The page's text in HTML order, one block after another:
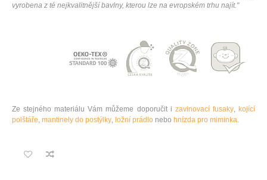
vyrobena z té nejkvalitnější bavlny, kterou lze na evropském trhu najít."
Ze stejného materiálu Vám můžeme doporučit i zavinovací fusaky, kojící
polštáře, mantinely do postýlky, ložní prádlo nebo hnízda pro miminka.